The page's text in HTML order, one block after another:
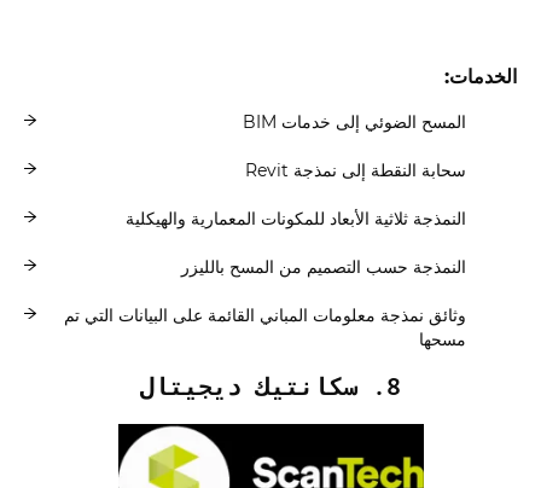
الخدمات:
المسح الضوئي إلى خدمات BIM
سحابة النقطة إلى نمذجة Revit
النمذجة ثلاثية الأبعاد للمكونات المعمارية والهيكلية
النمذجة حسب التصميم من المسح بالليزر
وثائق نمذجة معلومات المباني القائمة على البيانات التي تم
مسحها
8. سكانتيك ديجيتال